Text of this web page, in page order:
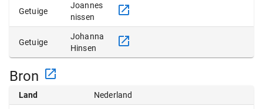
Getuige
Joannes
nissen
Getuige
Johanna
Hinsen
Bron
Land Nederland